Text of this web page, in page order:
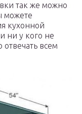
так же можно
можете
кухонной
ни у кого не
отвечать всем